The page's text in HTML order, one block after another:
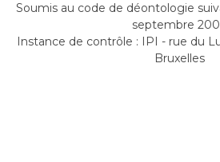
Soumis au code de déontologie
septembre
Instance de contrôle : IPI - rue du
Bruxelles